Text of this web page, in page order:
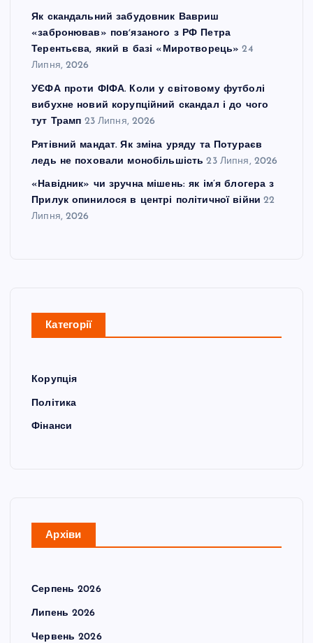
Як скандальний забудовник Вавриш
«забронював» повʼязаного з РФ Петра
Терентьєва, який в базі «Миротворець» 24
Липня, 2026
УЄФА проти ФІФА. Коли у світовому футболі
вибухне новий корупційний скандал і до чого
тут Трамп 23 Липня, 2026
Рятівний мандат. Як зміна уряду та Потураєв
ледь не поховали монобільшість 23 Липня, 2026
«Навідник» чи зручна мішень: як ім’я блогера з
Прилук опинилося в центрі політичної війни 22
Липня, 2026
Категорії
Корупція
Політика
Фінанси
Архіви
Серпень 2026
Липень 2026
Червень 2026